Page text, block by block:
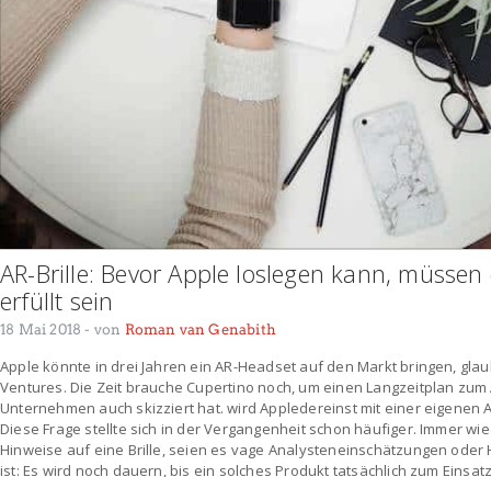
AR-Brille: Bevor Apple loslegen kann,
erfüllt sein
18 Mai 2018 - von Roman van Genabith
Apple könnte in drei Jahren ein AR-Headset auf den Markt bringen,
Ventures. Die Zeit brauche Cupertino noch, um einen Langzeitplan
Unternehmen auch skizziert hat. wird Appledereinst mit einer eigenen
Diese Frage stellte sich in der Vergangenheit schon häufiger. Immer
Hinweise auf eine Brille, seien es vage Analysteneinschätzungen oder
ist: Es wird noch dauern, bis ein solches Produkt tatsächlich zum